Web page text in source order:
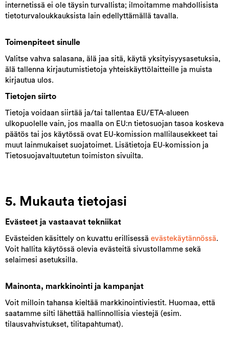
internetissä ei ole täysin turvallista; ilmoitamme mahdollisista
tietoturvaloukkauksista lain edellyttämällä tavalla.
Toimenpiteet sinulle
Valitse vahva salasana, älä jaa sitä, käytä yksityisyysasetuksia,
älä tallenna kirjautumistietoja yhteiskäyttölaitteille ja muista
kirjautua ulos.
Tietojen siirto
Tietoja voidaan siirtää ja/tai tallentaa EU/ETA-alueen
ulkopuolelle vain, jos maalla on EU:n tietosuojan tasoa koskeva
päätös tai jos käytössä ovat EU-komission mallilausekkeet tai
muut lainmukaiset suojatoimet. Lisätietoja EU-komission ja
Tietosuojavaltuutetun toimiston sivuilta.
5. Mukauta tietojasi
Evästeet ja vastaavat tekniikat
Evästeiden käsittely on kuvattu erillisessä evästekäytännössä.
Voit hallita käytössä olevia evästeitä sivustollamme sekä
selaimesi asetuksilla.
Mainonta, markkinointi ja kampanjat
Voit milloin tahansa kieltää markkinointiviestit. Huomaa, että
saatamme silti lähettää hallinnollisia viestejä (esim.
tilausvahvistukset, tilitapahtumat).